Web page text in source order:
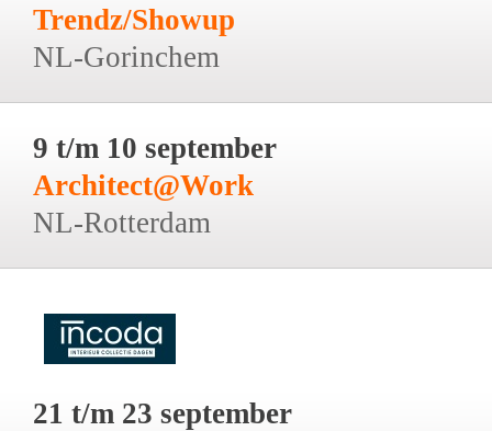
Trendz/Showup
NL-Gorinchem
9 t/m 10 september
Architect@Work
NL-Rotterdam
21 t/m 23 september